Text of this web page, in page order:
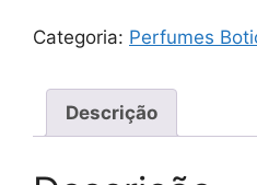
Categoria: Perfumes
Descrição